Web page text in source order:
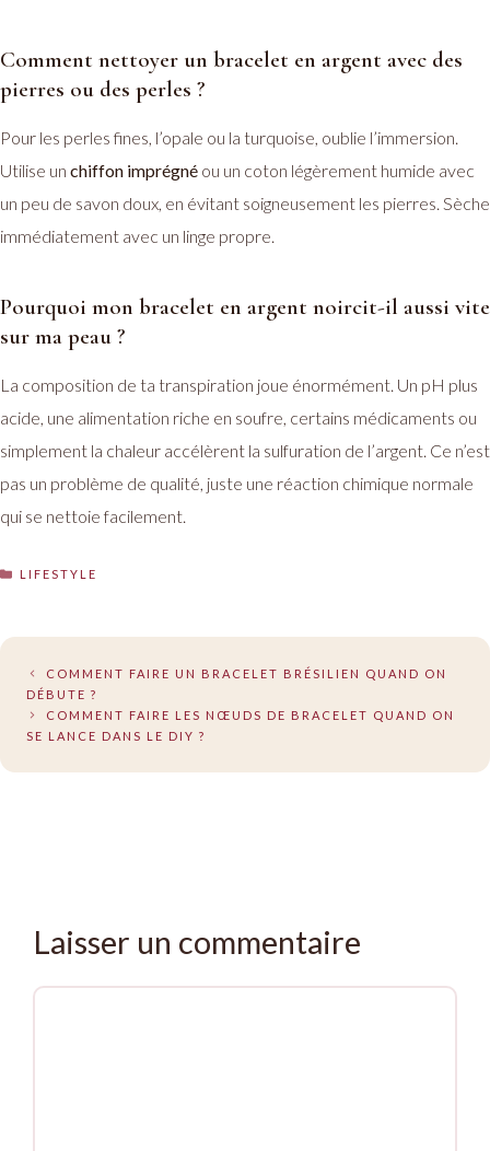
Comment nettoyer un bracelet en argent avec des
pierres ou des perles ?
Pour les perles fines, l’opale ou la turquoise, oublie l’immersion.
Utilise un chiffon imprégné ou un coton légèrement humide avec
un peu de savon doux, en évitant soigneusement les pierres. Sèche
immédiatement avec un linge propre.
Pourquoi mon bracelet en argent noircit-il aussi vite
sur ma peau ?
La composition de ta transpiration joue énormément. Un pH plus
acide, une alimentation riche en soufre, certains médicaments ou
simplement la chaleur accélèrent la sulfuration de l’argent. Ce n’est
pas un problème de qualité, juste une réaction chimique normale
qui se nettoie facilement.
CATÉGORIES
LIFESTYLE
COMMENT FAIRE UN BRACELET BRÉSILIEN QUAND ON
DÉBUTE ?
COMMENT FAIRE LES NŒUDS DE BRACELET QUAND ON
SE LANCE DANS LE DIY ?
Laisser un commentaire
Commentaire